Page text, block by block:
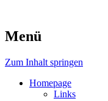
Menü
Zum Inhalt springen
Homepage
Links